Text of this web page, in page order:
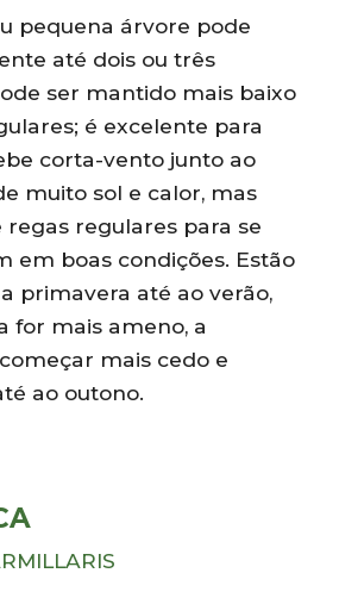
pequena árvore pode
até dois ou três
ser mantido mais baixo
é excelente para
corta-vento junto ao
muito sol e calor, mas
regas regulares para se
em boas condições. Estão
primavera até ao verão,
for mais ameno, a
mais cedo e
ao outono.